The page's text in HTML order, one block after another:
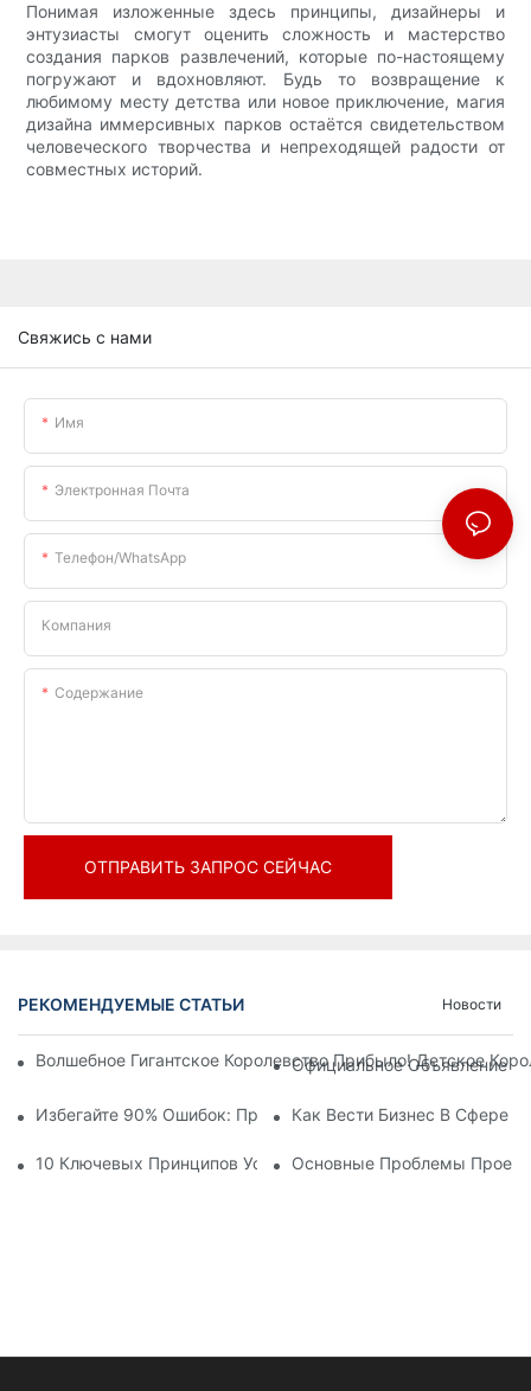
Понимая изложенные здесь принципы, дизайнеры и
энтузиасты смогут оценить сложность и мастерство
создания парков развлечений, которые по-настоящему
погружают и вдохновляют. Будь то возвращение к
любимому месту детства или новое приключение, магия
дизайна иммерсивных парков остаётся свидетельством
человеческого творчества и непреходящей радости от
совместных историй.
Свяжись с нами
Имя
Электронная Почта
Телефон/WhatsApp
Компания
Содержание
ОТПРАВИТЬ ЗАПРОС СЕЙЧАС
РЕКОМЕНДУЕМЫЕ СТАТЬИ Новости
Волшебное Гигантское Королевство Прибыло! Детское
Официальное Объявление |
Избегайте 90% Ошибок: При Инвестировании В
Как Вести Бизнес В Сфере
10 Ключевых Принципов Успешного Проектирования
Основные Проблемы